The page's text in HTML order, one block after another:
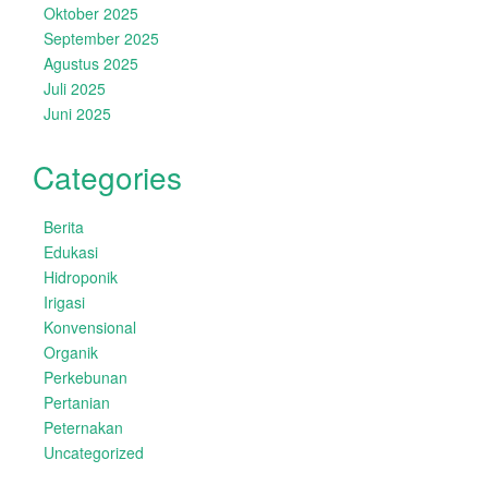
Oktober 2025
September 2025
Agustus 2025
Juli 2025
Juni 2025
Categories
Berita
Edukasi
Hidroponik
Irigasi
Konvensional
Organik
Perkebunan
Pertanian
Peternakan
Uncategorized